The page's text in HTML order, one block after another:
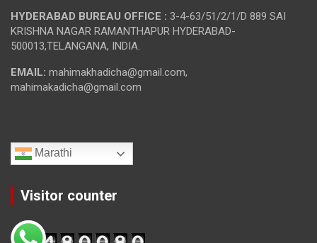
HYDERABAD BUREAU OFFICE : 3-4-63/51/2/1/D 889 SAI
KRISHNA NAGAR RAMANTHAPUR HYDERABAD-
500013,TELANGANA, INDIA.
EMAIL: mahimakhadicha@gmail.com,
mahimakadicha@gmail.com
Marathi
Visitor counter